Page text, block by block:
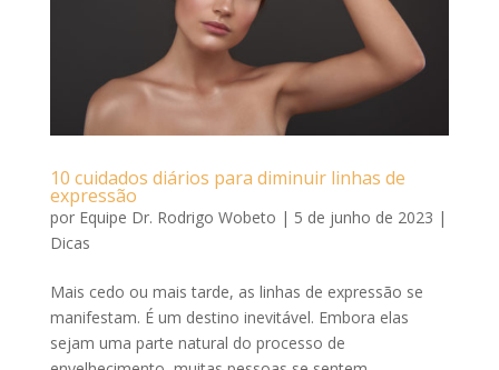
10 cuidados diários para diminuir linhas de
expressão
por Equipe Dr. Rodrigo Wobeto | 5 de junho de 2023 |
Dicas
Mais cedo ou mais tarde, as linhas de expressão se
manifestam. É um destino inevitável. Embora elas
sejam uma parte natural do processo de